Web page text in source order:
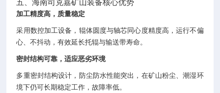
加工精度高，质量稳定
采用数控加工设备，辊体圆度与轴芯同心度精度高，运行不偏
心、不抖动，有效延长托辊与输送带寿命。
密封结构可靠，适应恶劣环境
多重密封结构设计，防尘防水性能突出，在矿山粉尘、潮湿环
境下仍可长期稳定工作，故障率低。